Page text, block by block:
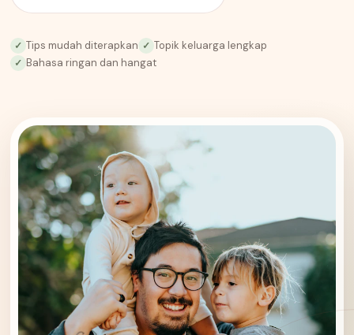
✓ Tips mudah diterapkan ✓ Topik keluarga lengkap
✓ Bahasa ringan dan hangat